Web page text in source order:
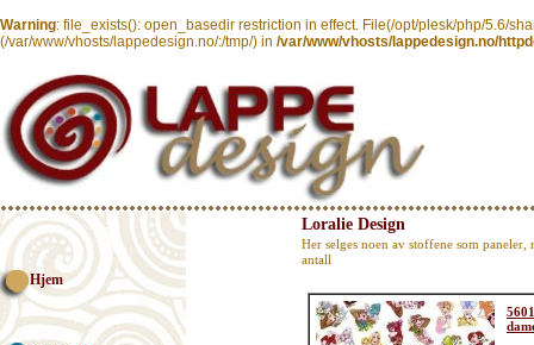
Warning: file_exists(): open_basedir restriction in effect. File(/opt/plesk/php/5.6/
(/var/www/vhosts/lappedesign.no/:/tmp/) in /var/www/vhosts/lappedesign.no/
Hjem
Loralie Design
Her selges noen av stoffene som
antall